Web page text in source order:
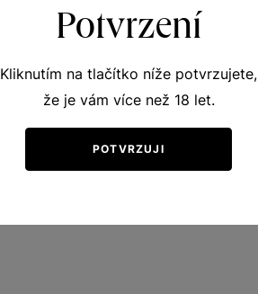
Potvrzení
Kliknutím na tlačítko níže potvrzujete,
že je vám více než 18 let.
POTVRZUJI